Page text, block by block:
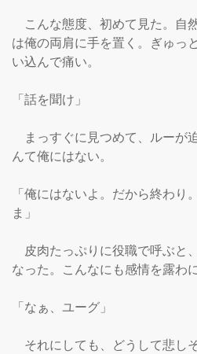
こんな態度、初めて見た。自
は俺の両肩に手を置く。ぎゅっ
い込んで痛い。
「話を聞け」
まっすぐに見つめて、ルーが
んて俺にはない。
「俺にはないよ。だから終わり
ま」
皮肉たっぷりに役職で呼ぶと
なった。こんなにも感情を露わ
「なぁ、ユーグ」
それにしても、どうして悲し